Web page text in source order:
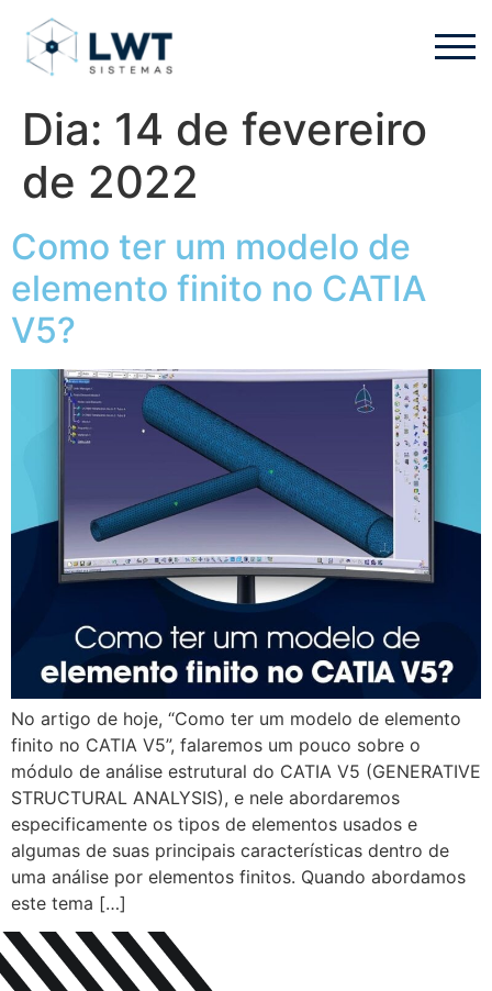
Dia: 14 de fevereiro
de 2022
Como ter um modelo de
elemento finito no CATIA
V5?
No artigo de hoje, “Como ter um modelo de elemento
finito no CATIA V5”, falaremos um pouco sobre o
módulo de análise estrutural do CATIA V5 (GENERATIVE
STRUCTURAL ANALYSIS), e nele abordaremos
especificamente os tipos de elementos usados e
algumas de suas principais características dentro de
uma análise por elementos finitos. Quando abordamos
este tema […]